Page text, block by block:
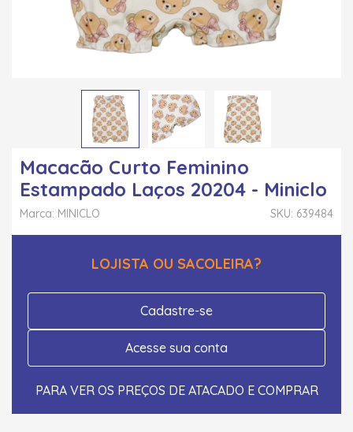
Macacão Curto Feminino
Estampado Laços 20204 - Miniclo
SKU: 639484
Marca: MINICLO
LOJISTA OU SACOLEIRA?
Cadastre-se
Acesse sua conta
PARA VER OS PREÇOS DE ATACADO E COMPRAR